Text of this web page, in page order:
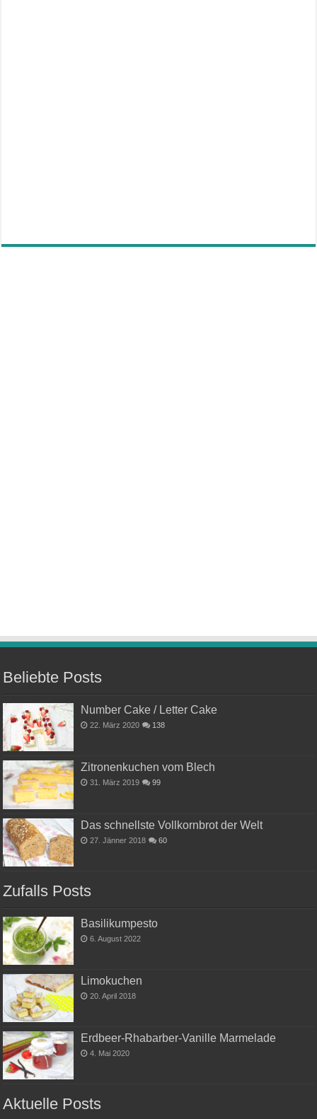
Beliebte Posts
Number Cake / Letter Cake
22. März 2020 138
Zitronenkuchen vom Blech
31. März 2019 99
Das schnellste Vollkornbrot der Welt
27. Jänner 2018 60
Zufalls Posts
Basilikumpesto
6. August 2022
Limokuchen
20. April 2018
Erdbeer-Rhabarber-Vanille Marmelade
4. Mai 2020
Aktuelle Posts